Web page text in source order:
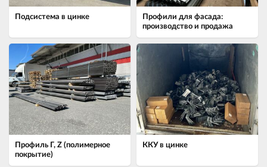
Подсистема в цинке
Профили для фасада:
производство и продажа
Профиль Г, Z (полимерное
покрытие)
ККУ в цинке